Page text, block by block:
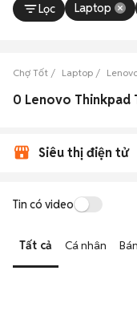
Lọc Laptop
Chợ Tốt Laptop
0 Lenovo Thinkpad
Siêu thị điện tử
Tin có video
Tất cả Cá nhân